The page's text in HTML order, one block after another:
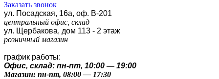
Заказать звонок
ул. Посадская, 16а, оф. В-201
центральный офис, склад
ул. Щербакова, дом 113 - 2 этаж
розничный магазин
график работы:
Офис, склад: пн-пт, 10:00 — 19:00
Магазин: пн-пт, 08:00 — 17:30